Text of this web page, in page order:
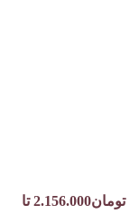
محدوده قیمت: تومان2.156.000 تا